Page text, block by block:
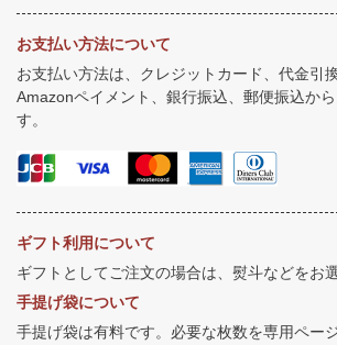
お支払い方法について
お支払い方法は、クレジットカード、代金引
Amazonペイメント、銀行振込、郵便振込か
す。
ギフト利用について
ギフトとしてご注文の場合は、熨斗などをお
手提げ袋について
手提げ袋は有料です。必要な枚数を専用ペー